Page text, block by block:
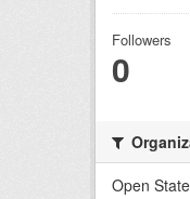
Followers
0
Open